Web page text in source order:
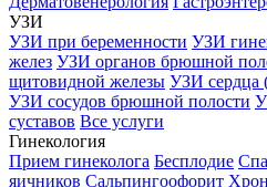
УЗИ
УЗИ при беременности УЗИ
желез УЗИ органов брюшной
щитовидной железы УЗИ
УЗИ сосудов брюшной полости
суставов Все услуги
Гинекология
Прием гинеколога Бесплодие
яичников Сальпингоофорит